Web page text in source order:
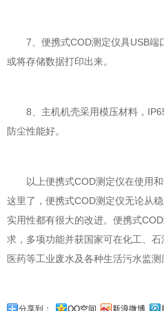
7、便携式COD测定仪具USB端
或将存储数据打印出来。
8、主机机壳采用模压材料，
防尘性能好。
以上便携式COD测定仪在使用和
这里了，便携式COD测定仪无论从
实用性都有很大的改进。便携式
求，多项功能并获国家可在化工、石
医药等工业废水及各种生活污水监测
分享到： QQ空间 新浪微博